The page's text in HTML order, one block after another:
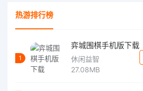
热游排行榜
1
弈城围棋手机版下载
休闲益智
27.08MB